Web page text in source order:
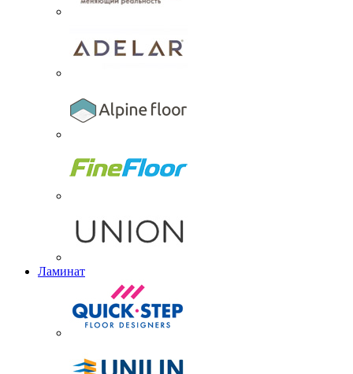
Ламинат